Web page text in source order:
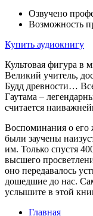
Озвучено
Возможность
Купить аудиокнигу
Культовая фигура в
Великий учитель,
Будд древности…
Гаутама –
считается
Воспоминания о его
были заучены
им. Только спустя
высшего
оно передавалось
дошедшие до нас.
услышите в этой
Главная